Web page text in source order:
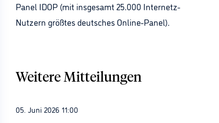
Panel IDOP (mit insgesamt 25.000 Internetz-
Nutzern größtes deutsches Online-Panel).
Weitere Mitteilungen
05. Juni 2026 11:00